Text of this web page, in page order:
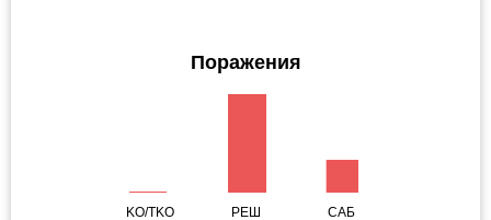
Поражения
KO/TKO
РЕШ
САБ